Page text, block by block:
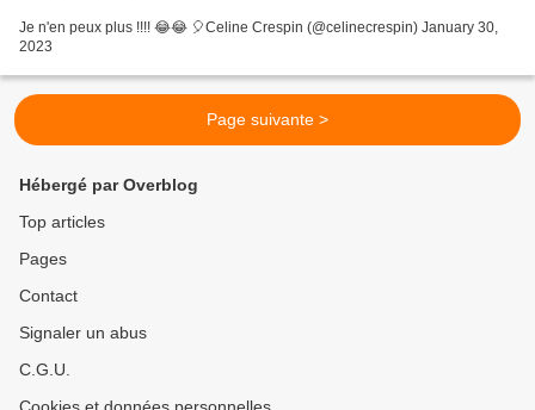
Je n'en peux plus !!!! 😂😂 🎈Celine Crespin (@celinecrespin) January 30,
2023
Page suivante >
Hébergé par Overblog
Top articles
Pages
Contact
Signaler un abus
C.G.U.